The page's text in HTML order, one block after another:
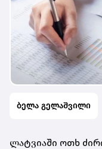
ბელა გელაშვილი
ლატვიაში ოთხ